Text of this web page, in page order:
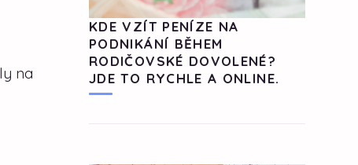
na
KDE VZÍT PENÍZE NA
PODNIKÁNÍ BĚHEM
RODIČOVSKÉ DOVOLENÉ?
JDE TO RYCHLE A ONLINE.